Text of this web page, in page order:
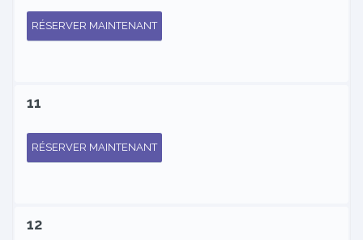
RÉSERVER MAINTENANT
11
RÉSERVER MAINTENANT
12